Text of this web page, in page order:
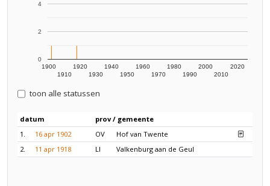
1900
1910
1920
1930
1940
1950
1960
1970
1980
1990
2000
2010
2020
0
2
4
toon alle statussen
datum
prov / gemeente
1.
16 apr 1902 OV
Hof van Twente
2.
11 apr 1918 LI Valkenburg aan de Geul